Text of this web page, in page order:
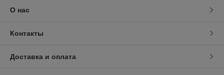
О нас
Контакты
Доставка и оплата